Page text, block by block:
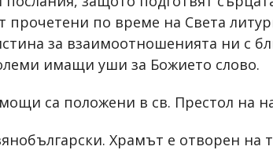
по време на Света
за взаимоотношенията ни с
имащи уши за Божието слово.
са положени в св. Престол на
Храмът е отворен на